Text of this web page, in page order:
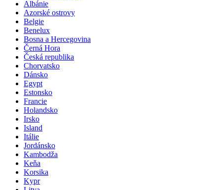
Poznávací zájezdy
Albánie
Azorské ostrovy
Belgie
Benelux
Bosna a Hercegovina
Černá Hora
Česká republika
Chorvatsko
Dánsko
Egypt
Estonsko
Francie
Holandsko
Irsko
Island
Itálie
Jordánsko
Kambodža
Keňa
Korsika